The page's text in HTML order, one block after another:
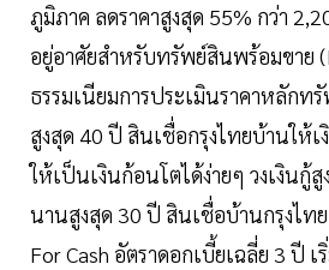
ภูมิภาค ลดราคาสูงสุด 55% กว่า
อยู่อาศัยสำหรับทรัพย์สินพร้อมขาย
ธรรมเนียมการประเมินราคาหลักท
สูงสุด 40 ปี สินเชื่อกรุงไทยบ้านให้
ให้เป็นเงินก้อนโตได้ง่ายๆ วงเงินกู้
นานสูงสุด 30 ปี สินเชื่อบ้านกรุงไท
For Cash อัตราดอกเบี้ยเฉลี่ย 3 ปี